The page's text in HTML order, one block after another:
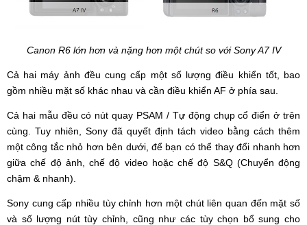
Canon R6 lớn hơn và nặng hơn một chút so với Sony A7 IV
Cả hai máy ảnh đều cung cấp một số lượng điều khiển tốt, bao
gồm nhiều mặt số khác nhau và cần điều khiển AF ở phía sau.
Cả hai mẫu đều có nút quay PSAM / Tự động chụp cổ điển ở trên
cùng. Tuy nhiên, Sony đã quyết định tách video bằng cách thêm
một công tắc nhỏ hơn bên dưới, để bạn có thể thay đổi nhanh hơn
giữa chế độ ảnh, chế độ video hoặc chế độ S&Q (Chuyển động
chậm & nhanh).
Sony cung cấp nhiều tùy chỉnh hơn một chút liên quan đến mặt số
và số lượng nút tùy chỉnh, cũng như các tùy chọn bổ sung cho